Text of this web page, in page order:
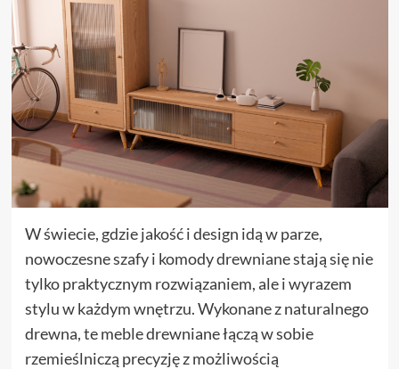
W świecie, gdzie jakość i design idą w parze,
nowoczesne szafy i komody drewniane stają się nie
tylko praktycznym rozwiązaniem, ale i wyrazem
stylu w każdym wnętrzu. Wykonane z naturalnego
drewna, te meble drewniane łączą w sobie
rzemieślniczą precyzję z możliwością